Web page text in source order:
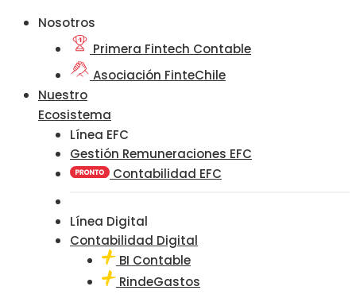
Nosotros
Primera Fintech Contable
Asociación FinteChile
Nuestro
Ecosistema
Línea EFC
Gestión Remuneraciones EFC
Contabilidad EFC
Línea Digital
Contabilidad Digital
BI Contable
RindeGastos